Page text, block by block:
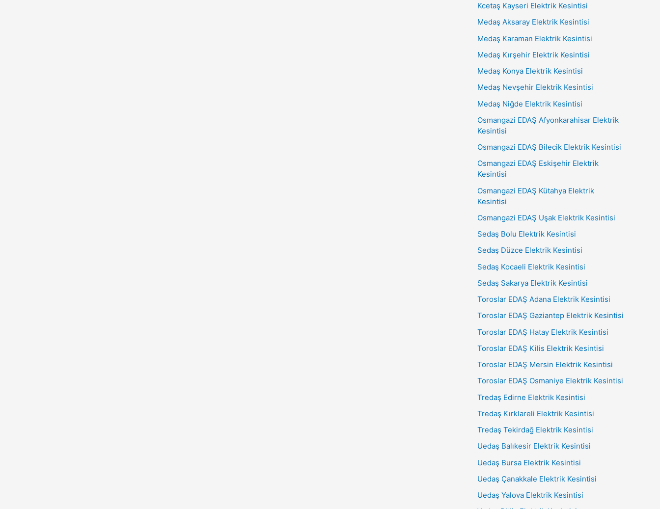
Kcetaş Kayseri Elektrik Kesintisi
Medaş Aksaray Elektrik Kesintisi
Medaş Karaman Elektrik Kesintisi
Medaş Kırşehir Elektrik Kesintisi
Medaş Konya Elektrik Kesintisi
Medaş Nevşehir Elektrik Kesintisi
Medaş Niğde Elektrik Kesintisi
Osmangazi EDAŞ Afyonkarahisar Elektrik
Kesintisi
Osmangazi EDAŞ Bilecik Elektrik Kesintisi
Osmangazi EDAŞ Eskişehir Elektrik
Kesintisi
Osmangazi EDAŞ Kütahya Elektrik
Kesintisi
Osmangazi EDAŞ Uşak Elektrik Kesintisi
Sedaş Bolu Elektrik Kesintisi
Sedaş Düzce Elektrik Kesintisi
Sedaş Kocaeli Elektrik Kesintisi
Sedaş Sakarya Elektrik Kesintisi
Toroslar EDAŞ Adana Elektrik Kesintisi
Toroslar EDAŞ Gaziantep Elektrik Kesintisi
Toroslar EDAŞ Hatay Elektrik Kesintisi
Toroslar EDAŞ Kilis Elektrik Kesintisi
Toroslar EDAŞ Mersin Elektrik Kesintisi
Toroslar EDAŞ Osmaniye Elektrik Kesintisi
Tredaş Edirne Elektrik Kesintisi
Tredaş Kırklareli Elektrik Kesintisi
Tredaş Tekirdağ Elektrik Kesintisi
Uedaş Balıkesir Elektrik Kesintisi
Uedaş Bursa Elektrik Kesintisi
Uedaş Çanakkale Elektrik Kesintisi
Uedaş Yalova Elektrik Kesintisi